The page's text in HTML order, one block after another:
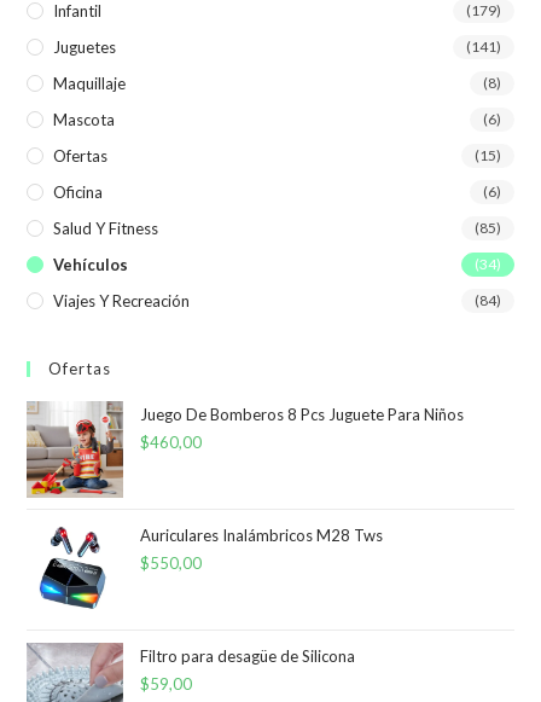
Infantil (179)
Juguetes (141)
Maquillaje (8)
Mascota (6)
Ofertas (15)
Oficina (6)
Salud Y Fitness (85)
Vehículos (34)
Viajes Y Recreación (84)
Ofertas
Juego De Bomberos 8 Pcs Juguete Para Niños
$460,00
Auriculares Inalámbricos M28 Tws
$550,00
Filtro para desagüe de Silicona
$59,00